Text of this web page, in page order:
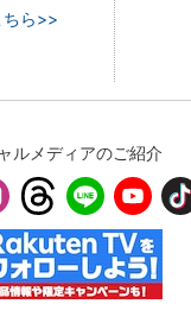
ら>>
ルメディアのご紹介